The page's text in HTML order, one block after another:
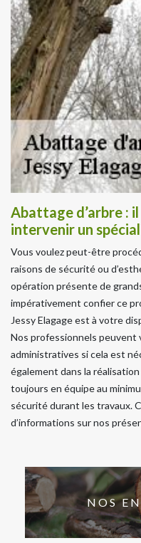
Abattage d’arbre :
intervenir un
Vous voulez peut-être
raisons de sécurité ou
opération présente de
impérativement confier ce
Jessy Elagage est à votre
Nos professionnels peuvent
administratives si cela est
également dans la
toujours en équipe au
sécurité durant les travaux.
d’informations sur nos
NOS